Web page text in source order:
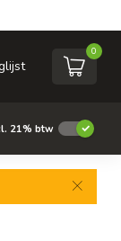
0
21% btw